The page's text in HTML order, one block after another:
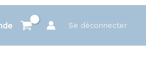
Se déconnecter